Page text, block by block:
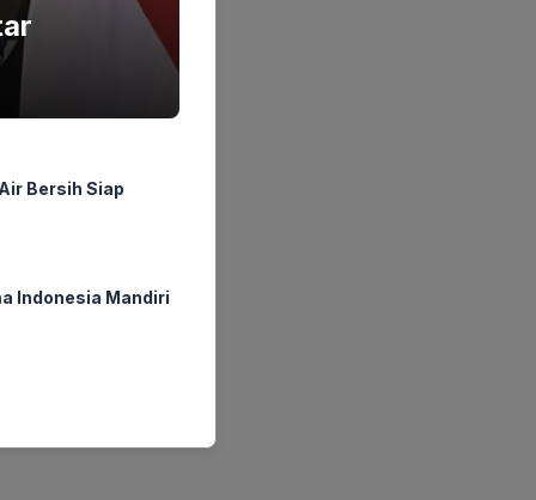
Bersih Siap
Indonesia Mandiri